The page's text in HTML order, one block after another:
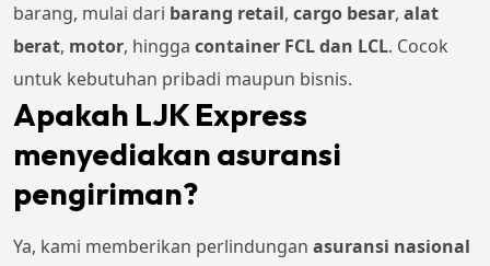
barang, mulai dari barang retail, cargo besar, alat
berat, motor, hingga container FCL dan LCL. Cocok
untuk kebutuhan pribadi maupun bisnis.
Apakah LJK Express
menyediakan asuransi
pengiriman?
Ya, kami memberikan perlindungan asuransi nasional